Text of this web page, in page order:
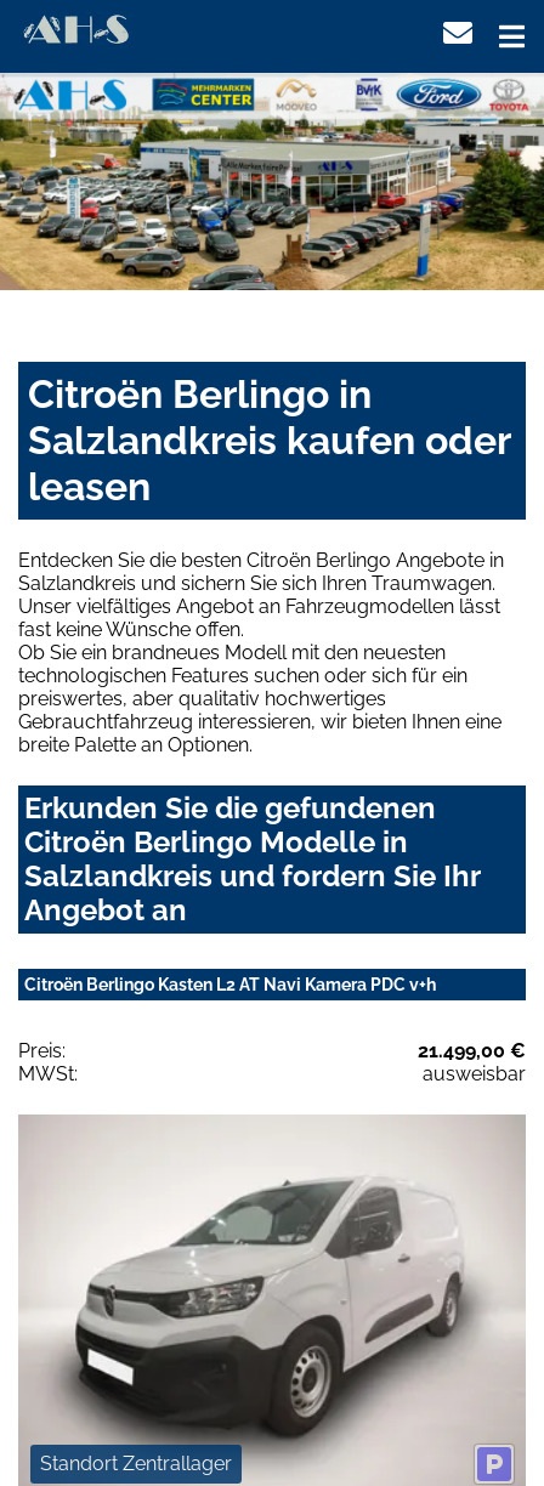
Citroën Berlingo in
Salzlandkreis kaufen oder
leasen
Entdecken Sie die besten Citroën Berlingo Angebote in
Salzlandkreis und sichern Sie sich Ihren Traumwagen.
Unser vielfältiges Angebot an Fahrzeugmodellen lässt
fast keine Wünsche offen.
Ob Sie ein brandneues Modell mit den neuesten
technologischen Features suchen oder sich für ein
preiswertes, aber qualitativ hochwertiges
Gebrauchtfahrzeug interessieren, wir bieten Ihnen eine
breite Palette an Optionen.
Erkunden Sie die gefundenen
Citroën Berlingo Modelle in
Salzlandkreis und fordern Sie Ihr
Angebot an
Citroën Berlingo Kasten L2 AT Navi Kamera PDC v+h
Preis:
21.499,00 €
MWSt:
ausweisbar
Standort Zentrallager